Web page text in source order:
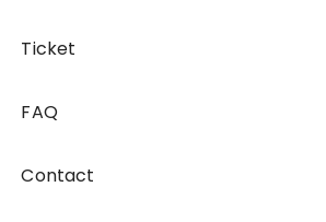
Ticket
FAQ
Contact